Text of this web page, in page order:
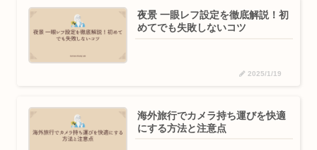
夜景 一眼レフ設定を徹底解説！初
めてでも失敗しないコツ
2025/1/19
海外旅行でカメラ持ち運びを快適
にする方法と注意点